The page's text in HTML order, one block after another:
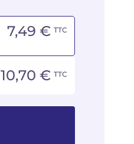
7,49 € TTC
10,70 € TTC